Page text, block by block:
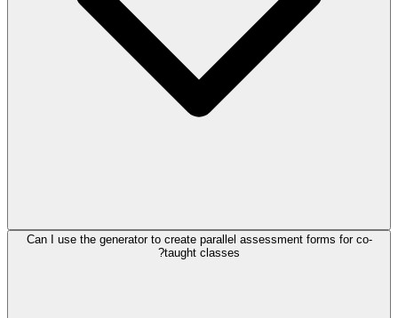
Can I use the generator to create parallel assessment forms for co-
taught classes?